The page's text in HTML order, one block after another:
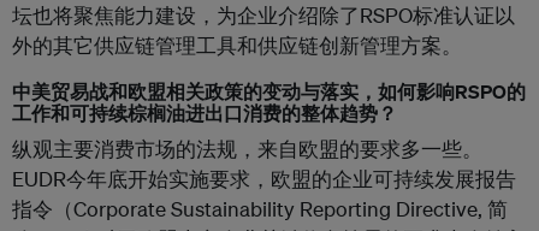
坛也将聚焦能力建设，为企业介绍除了RSPO标准认证以
外的其它供应链管理工具和供应链创新管理方案。
中美贸易战和欧盟相关政策的变动与落实，如何影响RSPO的
工作和可持续棕榈油进出口消费的整体趋势？
纵观主要消费市场的法规，来自欧盟的要求多一些。
EUDR今年底开始实施要求，欧盟的企业可持续发展报告
指令（Corporate Sustainability Reporting Directive, 简